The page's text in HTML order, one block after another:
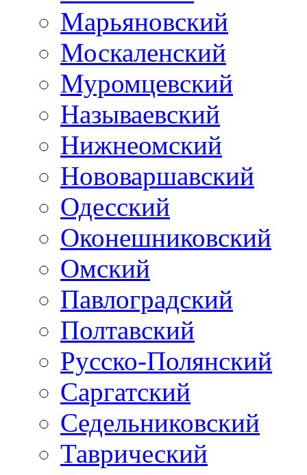
Марьяновский
Москаленский
Муромцевский
Называевский
Нижнеомский
Нововаршавский
Одесский
Оконешниковский
Омский
Павлоградский
Полтавский
Русско-Полянский
Саргатский
Седельниковский
Таврический